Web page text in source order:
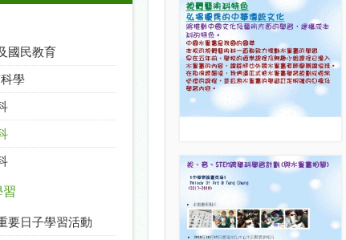
國民教育
學
要日子學習活動